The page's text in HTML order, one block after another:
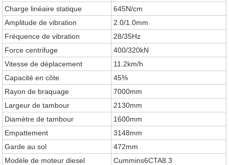
Charge linéaire statique
645N/cm
Amplitude de vibration
2.0/1.0mm
Fréquence de vibration
28/35Hz
Force centrifuge
400/320kN
Vitesse de déplacement
11.2km/h
Capacité en côte
45%
Rayon de braquage
7000mm
Largeur de tambour
2130mm
Diamètre de tambour
1600mm
Empattement
3148mm
Garde au sol
472mm
Modèle de moteur diesel
Cummins6CTA8.3